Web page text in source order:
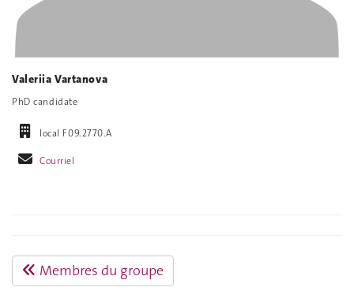
Valeriia Vartanova
PhD candidate
local F09.2770.A
Courriel
Membres du groupe